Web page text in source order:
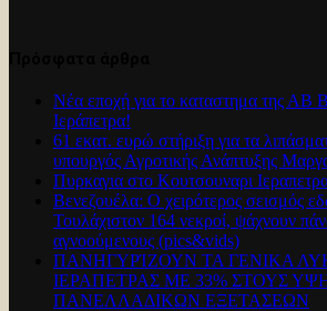
Νέα εποχή για το καταστημα της ΑΒ
Ιεράπετρα!
61 εκατ. ευρώ στήριξη για τα
υπουργός Αγροτικής Ανάπτυξης
Πυρκαγια στο Κουτσουναρι
Βενεζουέλα: Ο χειρότερος σεισμός
Τουλάχιστον 164 νεκροί, ψάχνουν
αγνοούμενους (pics&vids)
ΠΑΝΗΓΥΡΊΖΟΥΝ ΤΑ ΓΕΝΙΚΑ
ΙΕΡΑΠΕΤΡΑΣ ΜΕ 33% ΣΤΟΥΣ
ΠΑΝΕΛΛΑΔΙΚΩΝ ΕΞΕΤΑΣΕΩΝ